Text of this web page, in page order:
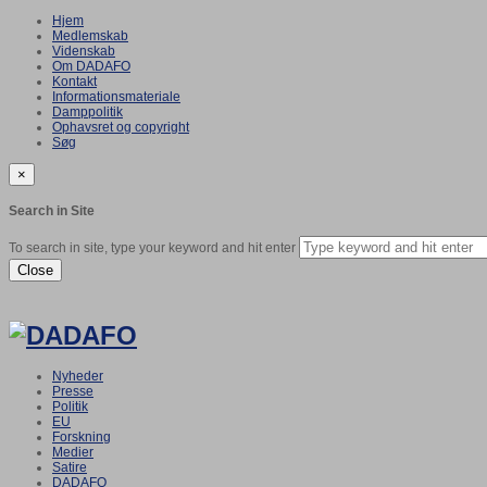
Hjem
Medlemskab
Videnskab
Om DADAFO
Kontakt
Informationsmateriale
Damppolitik
Ophavsret og copyright
Søg
×
Search in Site
To search in site, type your keyword and hit enter
Close
Nyheder
Presse
Politik
EU
Forskning
Medier
Satire
DADAFO